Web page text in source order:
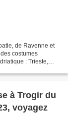
de Ravenne et
costumes
: Trieste,
à Trogir du
voyagez